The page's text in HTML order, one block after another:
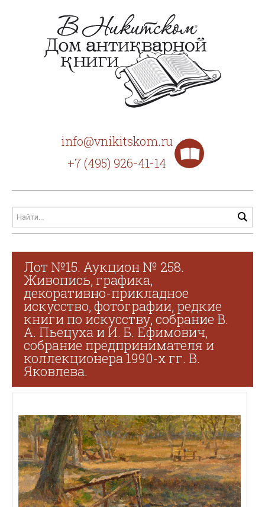
info@vnikitskom.ru
+7 (495) 926-41-14
Лот №15. Аукцион № 258.
Живопись, графика,
декоративно-прикладное
искусство, фотографии, редкие
книги по искусству, собрание В.
А. Пьецуха и И. Б. Ефимович,
собрание предпринимателя и
коллекционера 1990-х гг. В.
Яковлева.